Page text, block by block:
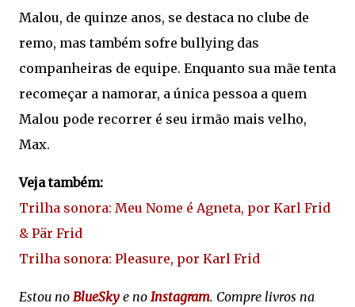
Malou, de quinze anos, se destaca no clube de
remo, mas também sofre bullying das
companheiras de equipe. Enquanto sua mãe tenta
recomeçar a namorar, a única pessoa a quem
Malou pode recorrer é seu irmão mais velho,
Max.
Veja também:
Trilha sonora: Meu Nome é Agneta, por Karl Frid
& Pär Frid
Trilha sonora: Pleasure, por Karl Frid
Estou no BlueSky e no Instagram. Compre livros na